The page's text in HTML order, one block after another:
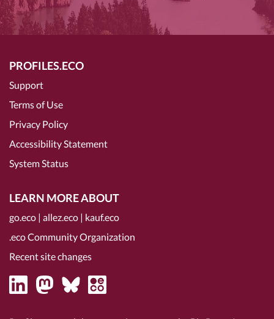
PROFILES.ECO
Support
Terms of Use
Privacy Policy
Accessibility Statement
System Status
LEARN MORE ABOUT
go.eco | allez.eco | kauf.eco
.eco Community Organization
Recent site changes